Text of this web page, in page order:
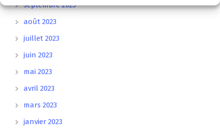
septembre 2023
août 2023
juillet 2023
juin 2023
mai 2023
avril 2023
mars 2023
janvier 2023